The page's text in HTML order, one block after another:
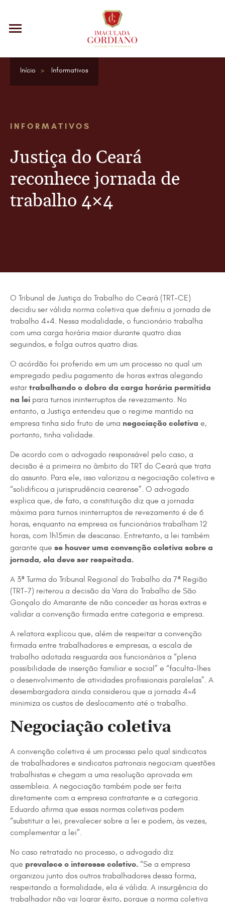
Início Informativos
INFORMATIVOS
Justiça do Ceará
reconhece jornada de
trabalho 4×4
O Tribunal de Justiça do Trabalho do Ceará (TRT-CE)
decidiu ser válida norma coletiva que definiu a jornada de
trabalho 4×4. Nessa modalidade, o funcionário trabalha
com uma carga horária maior durante quatro dias
seguindos, e folga outros quatro dias.
O acórdão foi proferido em um um processo no qual um
empregado pediu pagamento de horas extras alegando
estar trabalhando o dobro da carga horária permitida
na lei para turnos ininterruptos de revezamento. No
entanto, a Justiça entendeu que o regime mantido na
empresa tinha sido fruto de uma negociação coletiva e,
portanto, tinha validade.
De acordo com o advogado responsável pelo caso, a
decisão é a primeira no âmbito do TRT do Ceará que trata
do assunto. Para ele, isso valorizou a negociação coletiva e
“solidificou a jurisprudência cearense”. O advogado
explica que, de fato, a constituição diz que a jornada
máxima para turnos ininterruptos de revezamento é de 6
horas, enquanto na empresa os funcionários trabalham 12
horas, com 1h15min de descanso. Entretanto, a lei também
garante que se houver uma convenção coletiva sobre a
jornada, ela deve ser respeitada.
A 3ª Turma do Tribunal Regional do Trabalho da 7ª Região
(TRT-7) reiterou a decisão da Vara do Trabalho de São
Gonçalo do Amarante de não conceder as horas extras e
validar a convenção firmada entre categoria e empresa.
A relatora explicou que, além de respeitar a convenção
firmada entre trabalhadores e empresas, a escala de
trabalho adotada resguarda aos funcionários a “plena
possibilidade de inserção familiar e social” e “faculta-lhes
o desenvolvimento de atividades profissionais paralelas”. A
desembargadora ainda considerou que a jornada 4×4
minimiza os custos de deslocamento até o trabalho.
Negociação coletiva
A convenção coletiva é um processo pelo qual sindicatos
de trabalhadores e sindicatos patronais negociam questões
trabalhistas e chegam a uma resolução aprovada em
assembleia. A negociação também pode ser feita
diretamente com a empresa contratante e a categoria.
Eduardo afirma que essas normas coletivas podem
“substituir a lei, prevalecer sobre a lei e podem, às vezes,
complementar a lei”.
No caso retratado no processo, o advogado diz
que prevalece o interesse coletivo. “Se a empresa
organizou junto dos outros trabalhadores dessa forma,
respeitando a formalidade, ela é válida. A insurgência do
trabalhador não vai lograr êxito, porque a norma coletiva